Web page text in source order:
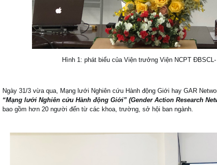
Hình 1: phát biểu của Viện trưởng Viện NCPT
Ngày 31/3 vừa qua, Mạng lưới Nghiên cứu Hành động Giới hay GAR
“Mạng lưới Nghiên cứu Hành động Giới” (Gender Action Research
bao gồm hơn 20 người đến từ các khoa, trường, sở hội ban ngành.